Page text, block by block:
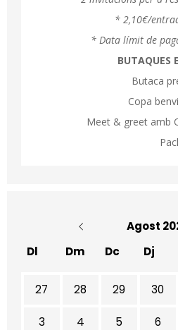
* 2,10€/
* Data límit de
BUTAQUES
Butaca
Copa
Meet & greet amb
Agost
Dl
Dm Dc Dj
No hi ha cap activitat
27 28 29 30
3 4 5 6